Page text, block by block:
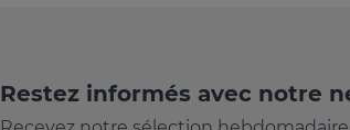
Restez informés avec notre